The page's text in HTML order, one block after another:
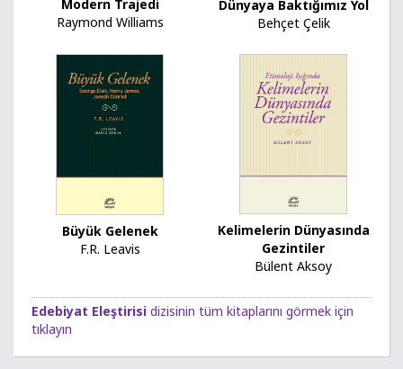
Modern Trajedi
Raymond Williams
Dünyaya Baktığımız Yol
Behçet Çelik
Büyük Gelenek
F.R. Leavis
Kelimelerin Dünyasında
Gezintiler
Bülent Aksoy
Edebiyat Eleştirisi dizisinin tüm kitaplarını görmek için
tıklayın